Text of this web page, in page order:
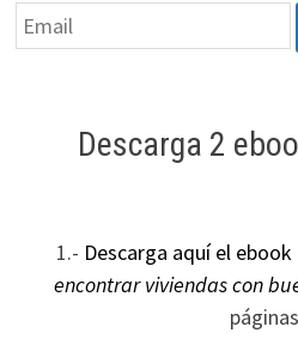
Descarga 2
1.- Descarga aquí el ebook
encontrar viviendas con
Al compartir tus
intereses y
aumentas la
personalizados.